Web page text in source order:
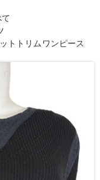
トトリムワンピース